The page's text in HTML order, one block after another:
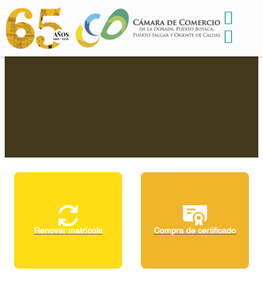
Renovar matrícula Compra de certificado